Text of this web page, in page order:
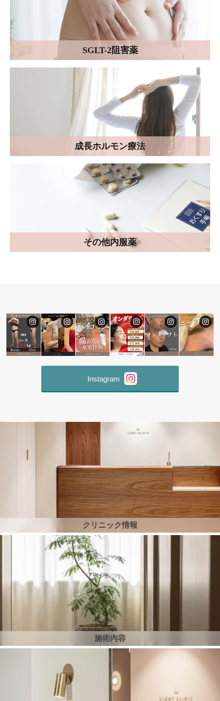
SGLT-2阻害薬
成長ホルモン療法
その他内服薬
Instagram
クリニック情報
施術内容